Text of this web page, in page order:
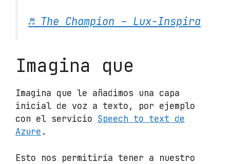
♬ The Champion – Lux-Inspira
Imagina que
Imagina que le añadimos una capa
inicial de voz a texto, por ejemplo
con el servicio Speech to text de
Azure .
Esto nos permitiría tener a nuestro